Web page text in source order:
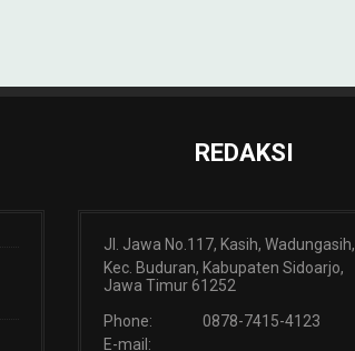
REDAKSI
Jl. Jawa No.117, Kasih, Wadungasih,
Kec. Buduran, Kabupaten Sidoarjo,
Jawa Timur 61252
Phone:
0878-7415-4123
E-mail: